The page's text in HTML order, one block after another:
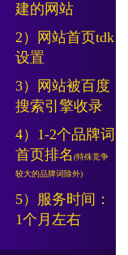
建的网站
2）网站首页tdk
设置
3）网站被百度
搜索引擎收录
4）1-2个品牌词
首页排名 (特殊竞争
较大的品牌词除外)
5）服务时间：
1个月左右